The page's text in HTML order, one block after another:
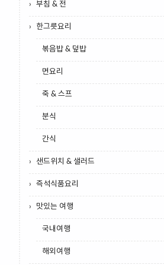
부침 & 전
한그릇요리
볶음밥 & 덮밥
면요리
죽 & 스프
분식
간식
샌드위치 & 샐러드
즉석식품요리
맛있는 여행
국내여행
해외여행